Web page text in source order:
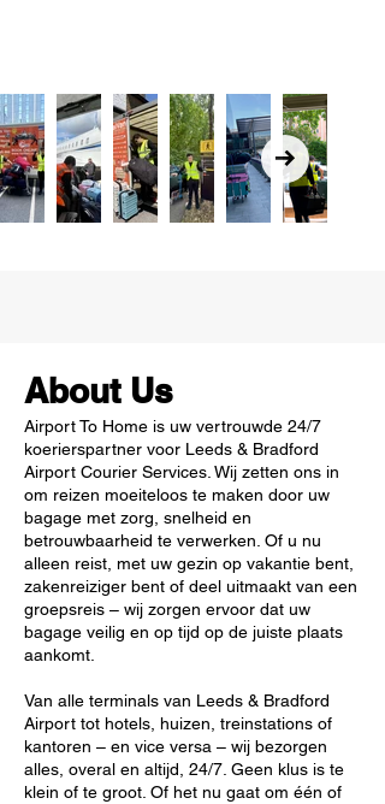
About Us
Airport To Home is uw vertrouwde 24/7
koerierspartner voor Leeds & Bradford
Airport Courier Services. Wij zetten ons in
om reizen moeiteloos te maken door uw
bagage met zorg, snelheid en
betrouwbaarheid te verwerken. Of u nu
alleen reist, met uw gezin op vakantie bent,
zakenreiziger bent of deel uitmaakt van een
groepsreis – wij zorgen ervoor dat uw
bagage veilig en op tijd op de juiste plaats
aankomt.
Van alle terminals van Leeds & Bradford
Airport tot hotels, huizen, treinstations of
kantoren – en vice versa – wij bezorgen
alles, overal en altijd, 24/7. Geen klus is te
klein of te groot. Of het nu gaat om één of